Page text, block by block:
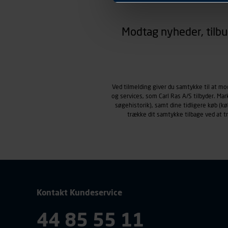
hjemmesiden ser ud eller
Markedsføringscookies
Carl Ras anvender
henblik på markedsføring,
smartphone mv.) samt de
Vi henviser endvidere til
personoplysninger.
Modtag nyheder,
Ved tilmelding giver du samtykke til at
og services, som Carl Ras A/S tilbyder.
søgehistorik), samt dine tidligere køb
trække dit samtykke tilbage ved at
Kontakt Kundeservice
44 85 55 11